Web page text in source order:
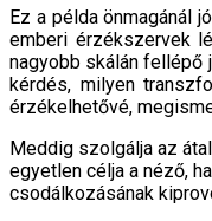
Ez a példa önmagánál
emberi érzékszervek
nagyobb skálán fellépő
kérdés, milyen
érzékelhetővé,
Meddig szolgálja az
egyetlen célja a néző,
csodálkozásának